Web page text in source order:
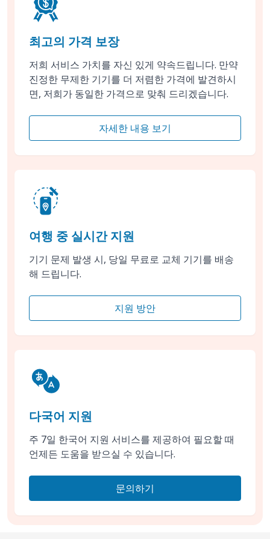
최고의 가격 보장
저희 서비스 가치를 자신 있게 약속드립니다. 만약
진정한 무제한 기기를 더 저렴한 가격에 발견하시
면, 저희가 동일한 가격으로 맞춰 드리겠습니다.
자세한 내용 보기
여행 중 실시간 지원
기기 문제 발생 시, 당일 무료로 교체 기기를 배송
해 드립니다.
지원 방안
다국어 지원
주 7일 한국어 지원 서비스를 제공하여 필요할 때
언제든 도움을 받으실 수 있습니다.
문의하기